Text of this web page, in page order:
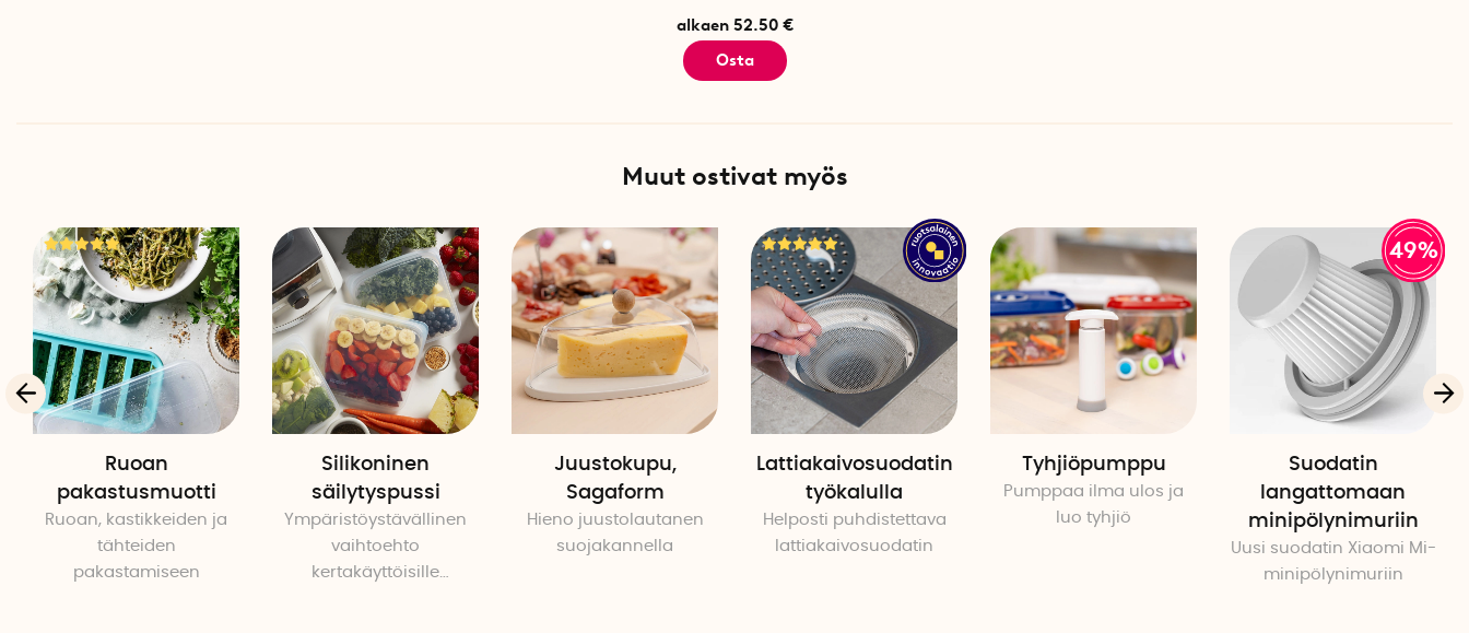
alkaen 52.50 €
Osta
Muut ostivat myös
Ruoan
pakastusmuotti
Ruoan, kastikkeiden ja
tähteiden
pakastamiseen
Silikoninen
säilytyspussi
Ympäristöystävällinen
vaihtoehto
kertakäyttöisille
Juustokupu,
Sagaform
Hieno juustolautanen
suojakannella
Lattiakaivosuodatin
työkalulla
Helposti puhdistettava
lattiakaivosuodatin
Tyhjiöpumppu
Pumppaa ilma ulos ja
luo tyhjiö
49%
Suodatin
langattomaan
minipölynimuriin
Uusi suodatin Xiaomi Mi-
minipölynimuriin